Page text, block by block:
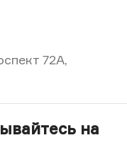
72А,
на